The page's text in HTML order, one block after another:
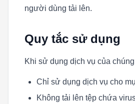
người dùng tải lên.
Quy tắc sử dụng
Khi sử dụng dịch vụ của
Chỉ sử dụng dịch vụ cho
Không tải lên tệp chứa